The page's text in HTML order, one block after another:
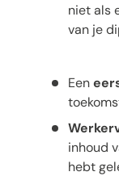
niet als
van je
Een
inhoud
hebt